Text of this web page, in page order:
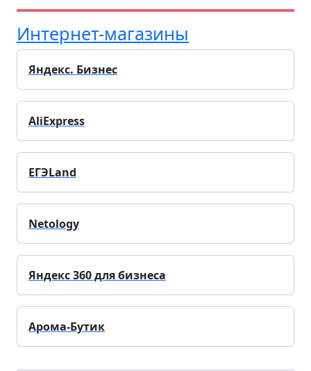
Интернет-магазины
Яндекс. Бизнес
AliExpress
ЕГЭLand
Netology
Яндекс 360 для бизнеса
Арома-Бутик